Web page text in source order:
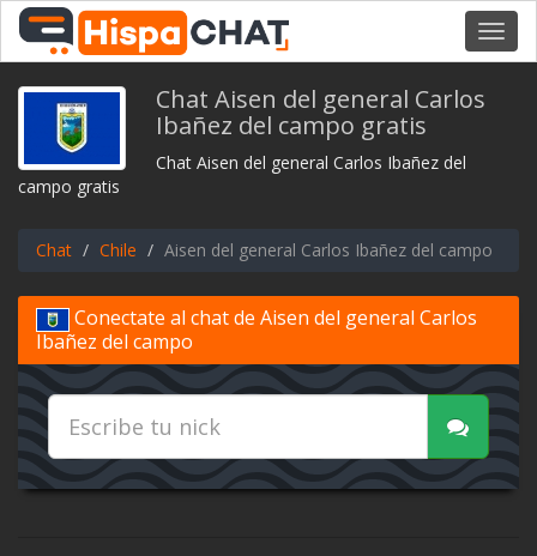
Chat Aisen del general Carlos
Ibañez del campo gratis
Chat Aisen del general Carlos Ibañez del
campo gratis
Chat Chile Aisen del general Carlos Ibañez del campo
Conectate al chat de Aisen del general Carlos
Ibañez del campo